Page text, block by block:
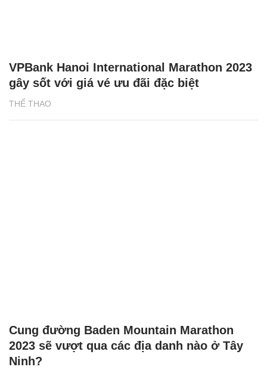
THỂ THAO
VPBank Hanoi International Marathon 2023
gây sốt với giá vé ưu đãi đặc biệt
Cung đường Baden Mountain Marathon
2023 sẽ vượt qua các địa danh nào ở Tây
Ninh?